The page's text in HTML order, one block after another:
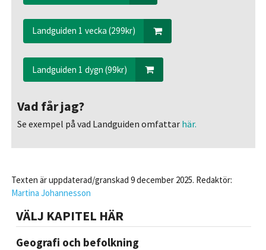
Landguiden 1 vecka (299kr)
Landguiden 1 dygn (99kr)
Vad får jag?
Se exempel på vad Landguiden omfattarhär.
Texten är uppdaterad/granskad 9 december 2025. Redaktör:
Martina Johannesson
VÄLJ KAPITEL HÄR
Geografi och befolkning